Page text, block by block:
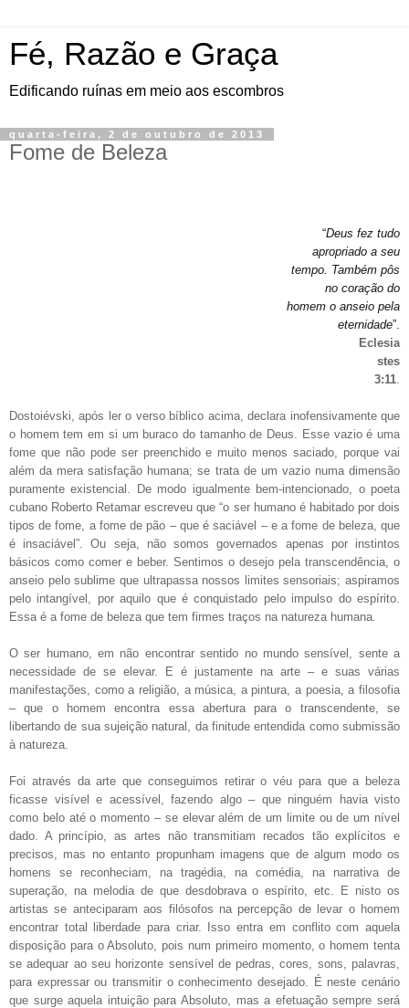
Fé, Razão e Graça
Edificando ruínas em meio aos escombros
quarta-feira, 2 de outubro de 2013
Fome de Beleza
“Deus fez tudo
apropriado a seu
tempo. Também pôs
no coração do
homem o anseio pela
eternidade”.
Eclesia
stes
3:11
Dostoiévski, após ler o verso bíblico acima, declara inofensivamente que
o homem tem em si um buraco do tamanho de Deus. Esse vazio é uma
fome que não pode ser preenchido e muito menos saciado, porque vai
além da mera satisfação humana; se trata de um vazio numa dimensão
puramente existencial. De modo igualmente bem-intencionado, o poeta
cubano Roberto Retamar escreveu que “o ser humano é habitado por dois
tipos de fome, a fome de pão – que é saciável – e a fome de beleza, que
é insaciável”. Ou seja, não somos governados apenas por instintos
básicos como comer e beber. Sentimos o desejo pela transcendência, o
anseio pelo sublime que ultrapassa nossos limites sensoriais; aspiramos
pelo intangível, por aquilo que é conquistado pelo impulso do espírito.
Essa é a fome de beleza que tem firmes traços na natureza humana.
O ser humano, em não encontrar sentido no mundo sensível, sente a
necessidade de se elevar. E é justamente na arte – e suas várias
manifestações, como a religião, a música, a pintura, a poesia, a filosofia
– que o homem encontra essa abertura para o transcendente, se
libertando de sua sujeição natural, da finitude entendida como submissão
à natureza.
Foi através da arte que conseguimos retirar o véu para que a beleza
ficasse visível e acessível, fazendo algo – que ninguém havia visto
como belo até o momento – se elevar além de um limite ou de um nível
dado. A princípio, as artes não transmitiam recados tão explícitos e
precisos, mas no entanto propunham imagens que de algum modo os
homens se reconheciam, na tragédia, na comédia, na narrativa de
superação, na melodia de que desdobrava o espírito, etc. E nisto os
artistas se anteciparam aos filósofos na percepção de levar o homem
encontrar total liberdade para criar. Isso entra em conflito com aquela
disposição para o Absoluto, pois num primeiro momento, o homem tenta
se adequar ao seu horizonte sensível de pedras, cores, sons, palavras,
para expressar ou transmitir o conhecimento desejado. É neste cenário
que surge aquela intuição para Absoluto, mas a efetuação sempre será